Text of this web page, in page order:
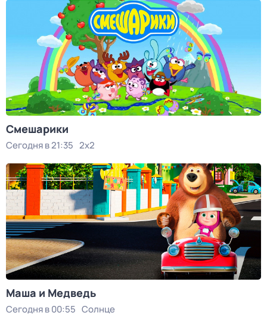
Смешарики
Сегодня в 21:35 2x2
Маша и Медведь
Сегодня в 00:55 Солнце